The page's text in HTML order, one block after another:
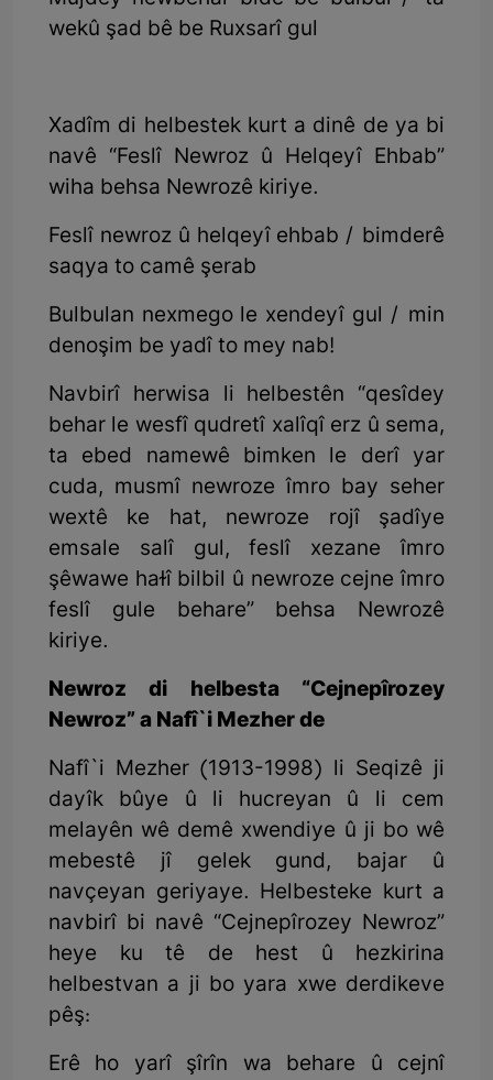
wekû şad bê be Ruxsarî gul
Xadîm di helbestek kurt a dinê de ya bi
navê “Feslî Newroz û Helqeyî Ehbab”
wiha behsa Newrozê kiriye.
Feslî newroz û helqeyî ehbab / bimderê
saqya to camê şerab
Bulbulan nexmego le xendeyî gul / min
denoşim be yadî to mey nab!
Navbirî herwisa li helbestên “qesîdey
behar le wesfî qudretî xalîqî erz û sema,
ta ebed namewê bimken le derî yar
cuda, musmî newroze îmro bay seher
wextê ke hat, newroze rojî şadîye
emsale salî gul, feslî xezane îmro
şêwawe haɫî bilbil û newroze cejne îmro
feslî gule behare” behsa Newrozê
kiriye.
Newroz di helbesta “Cejnepîrozey
Newroz” a Nafî`i Mezher de
Nafî`i Mezher (1913-1998) li Seqizê ji
dayîk bûye û li hucreyan û li cem
melayên wê demê xwendiye û ji bo wê
mebestê jî gelek gund, bajar û
navçeyan geriyaye. Helbesteke kurt a
navbirî bi navê “Cejnepîrozey Newroz”
heye ku tê de hest û hezkirina
helbestvan a ji bo yara xwe derdikeve
pêş:
Erê ho yarî şîrîn wa behare û cejnî